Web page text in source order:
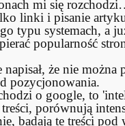
mi się
linki i pisanie
typu systemach, a
popularność
że nie można
pozycjonowania.
o google, to
porównują
badają te treści pod